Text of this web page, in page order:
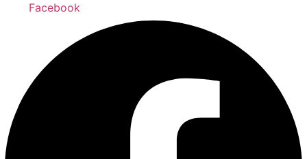
Facebook